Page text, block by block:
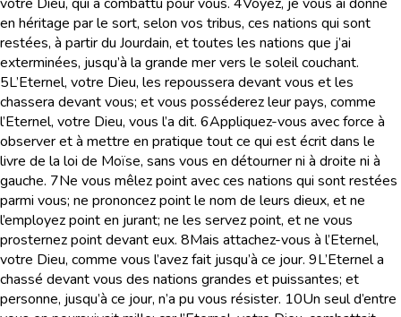
en héritage par le sort, selon vos tribus, ces nations qui sont
restées, à partir du Jourdain, et toutes les nations que j’ai
exterminées, jusqu’à la grande mer vers le soleil couchant.
5L’Eternel, votre Dieu, les repoussera devant vous et les
chassera devant vous; et vous posséderez leur pays, comme
l’Eternel, votre Dieu, vous l’a dit. 6Appliquez-vous avec force à
observer et à mettre en pratique tout ce qui est écrit dans le
livre de la loi de Moïse, sans vous en détourner ni à droite ni à
gauche. 7Ne vous mêlez point avec ces nations qui sont restées
parmi vous; ne prononcez point le nom de leurs dieux, et ne
l’employez point en jurant; ne les servez point, et ne vous
prosternez point devant eux. 8Mais attachez-vous à l’Eternel,
votre Dieu, comme vous l’avez fait jusqu’à ce jour. 9L’Eternel a
chassé devant vous des nations grandes et puissantes; et
personne, jusqu’à ce jour, n’a pu vous résister. 10Un seul d’entre